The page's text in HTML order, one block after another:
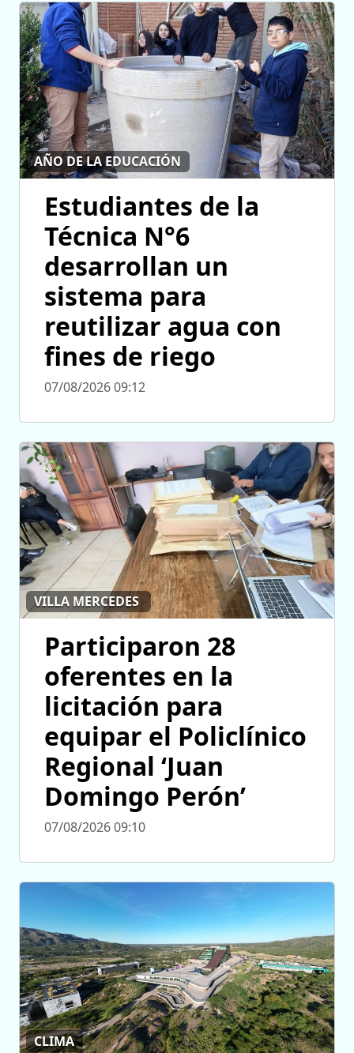
AÑO DE LA EDUCACIÓN
Estudiantes de la
Técnica N°6
desarrollan un
sistema para
reutilizar agua con
fines de riego
07/08/2026 09:12
VILLA MERCEDES
Participaron 28
oferentes en la
licitación para
equipar el Policlínico
Regional ‘Juan
Domingo Perón’
07/08/2026 09:10
CLIMA